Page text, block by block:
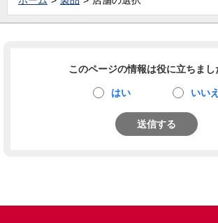
このページの情報は役に立ちまし
はい いいえ
送信する